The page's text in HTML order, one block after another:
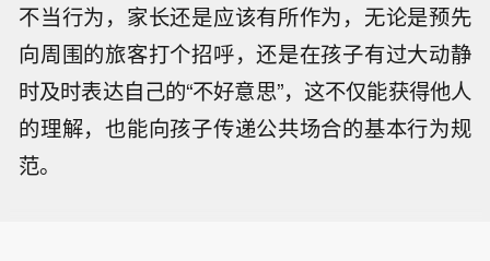
不当行为，家长还是应该有所作为，无论是预先
向周围的旅客打个招呼，还是在孩子有过大动静
时及时表达自己的“不好意思”，这不仅能获得他人
的理解，也能向孩子传递公共场合的基本行为规
范。